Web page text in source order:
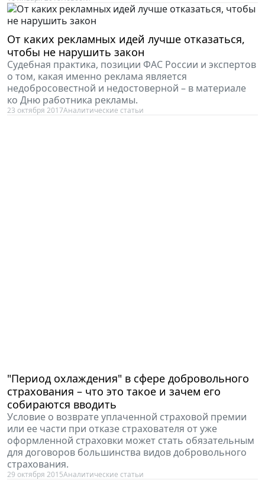
От каких рекламных идей лучше отказаться,
чтобы не нарушить закон
Судебная практика, позиции ФАС России и экспертов
о том, какая именно реклама является
недобросовестной и недостоверной – в материале
ко Дню работника рекламы.
23 октября 2017Аналитические статьи
"Период охлаждения" в сфере добровольного
страхования – что это такое и зачем его
cобираются вводить
Условие о возврате уплаченной страховой премии
или ее части при отказе страхователя от уже
оформленной страховки может стать обязательным
для договоров большинства видов добровольного
страхования.
29 октября 2015Аналитические статьи